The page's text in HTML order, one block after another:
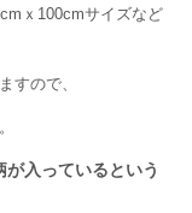
ｘ100cmサイズなど
すので、
が入っているという